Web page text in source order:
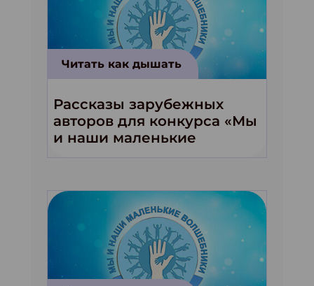
Читать как дышать
Рассказы зарубежных
авторов для конкурса «Мы
и наши маленькие
волшебники!»